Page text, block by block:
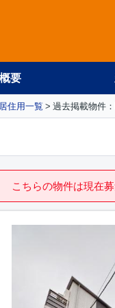
要
住用一覧 過去掲載物件
こちらの物件は現在